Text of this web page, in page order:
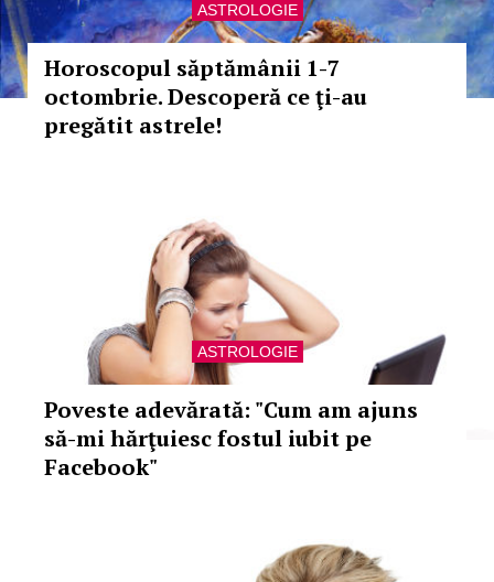
ASTROLOGIE
Horoscopul săptămânii 1-7
octombrie. Descoperă ce ţi-au
pregătit astrele!
ASTROLOGIE
Poveste adevărată: "Cum am ajuns
să-mi hărţuiesc fostul iubit pe
Facebook"